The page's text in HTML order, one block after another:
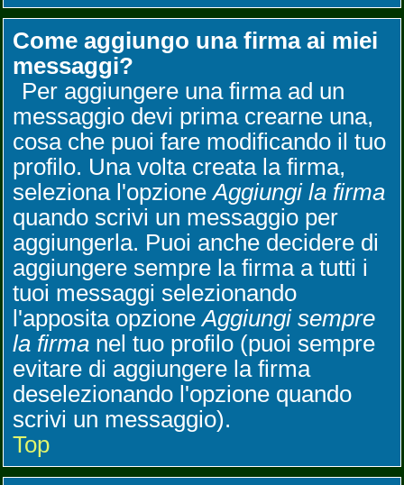
Come aggiungo una firma ai miei
messaggi?
Per aggiungere una firma ad un
messaggio devi prima crearne una,
cosa che puoi fare modificando il tuo
profilo. Una volta creata la firma,
seleziona l'opzioneAggiungi la firma
quando scrivi un messaggio per
aggiungerla. Puoi anche decidere di
aggiungere sempre la firma a tutti i
tuoi messaggi selezionando
l'apposita opzioneAggiungi sempre
la firma nel tuo profilo (puoi sempre
evitare di aggiungere la firma
deselezionando l'opzione quando
scrivi un messaggio).
Top